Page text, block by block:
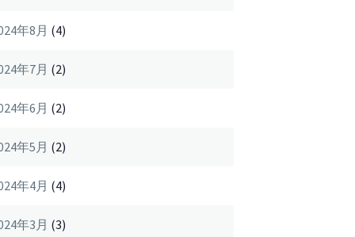
年8月 (4)
年7月 (2)
年6月 (2)
年5月 (2)
年4月 (4)
年3月 (3)